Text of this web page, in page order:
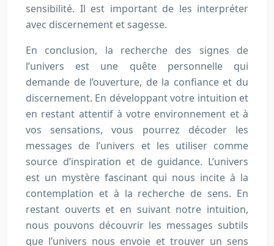
sensibilité. Il est important de les interpréter
avec discernement et sagesse.
En conclusion, la recherche des signes de
l’univers est une quête personnelle qui
demande de l’ouverture, de la confiance et du
discernement. En développant votre intuition et
en restant attentif à votre environnement et à
vos sensations, vous pourrez décoder les
messages de l’univers et les utiliser comme
source d’inspiration et de guidance. L’univers
est un mystère fascinant qui nous incite à la
contemplation et à la recherche de sens. En
restant ouverts et en suivant notre intuition,
nous pouvons découvrir les messages subtils
que l’univers nous envoie et trouver un sens